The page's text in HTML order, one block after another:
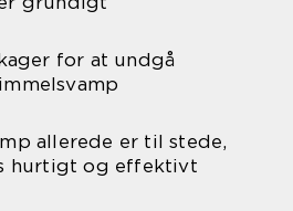
for at undgå
allerede er til stede,
hurtigt og effektivt